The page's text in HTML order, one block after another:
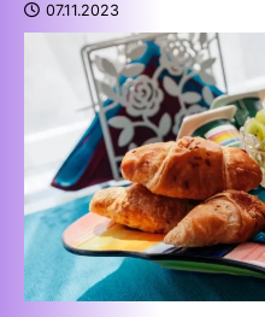
07.11.2023